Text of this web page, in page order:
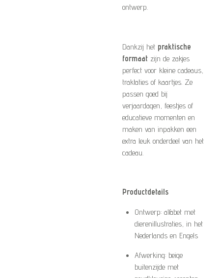
ontwerp.
Dankzij het praktische
formaat zijn de zakjes
perfect voor kleine cadeaus,
traktaties of kaartjes. Ze
passen goed bij
verjaardagen, feestjes of
educatieve momenten en
maken van inpakken een
extra leuk onderdeel van het
cadeau.
Productdetails
Ontwerp: alfabet met
dierenillustraties, in het
Nederlands en Engels
Afwerking: beige
buitenzijde met